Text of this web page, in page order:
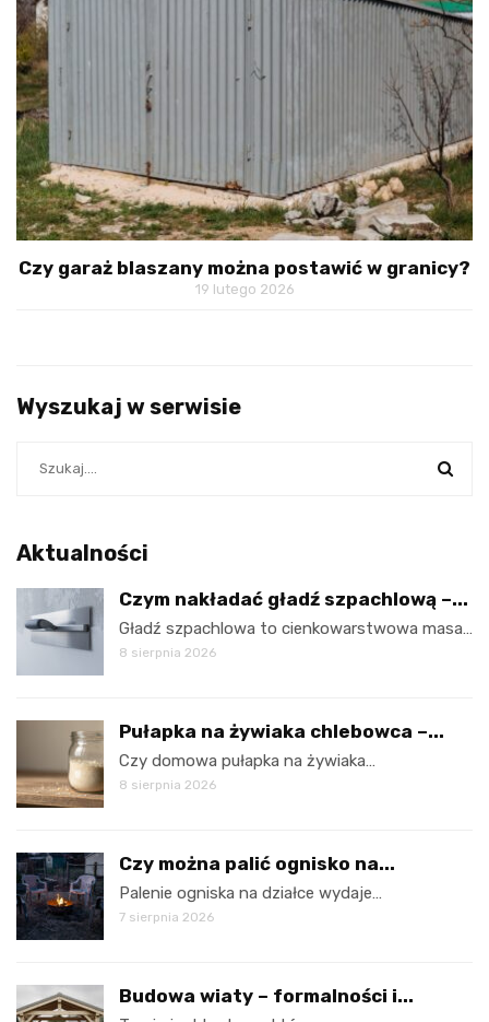
Czy garaż blaszany można postawić w granicy?
19 lutego 2026
Wyszukaj w serwisie
Aktualności
Czym nakładać gładź szpachlową –...
Gładź szpachlowa to cienkowarstwowa masa…
8 sierpnia 2026
Pułapka na żywiaka chlebowca –...
Czy domowa pułapka na żywiaka…
8 sierpnia 2026
Czy można palić ognisko na...
Palenie ogniska na działce wydaje…
7 sierpnia 2026
Budowa wiaty – formalności i...